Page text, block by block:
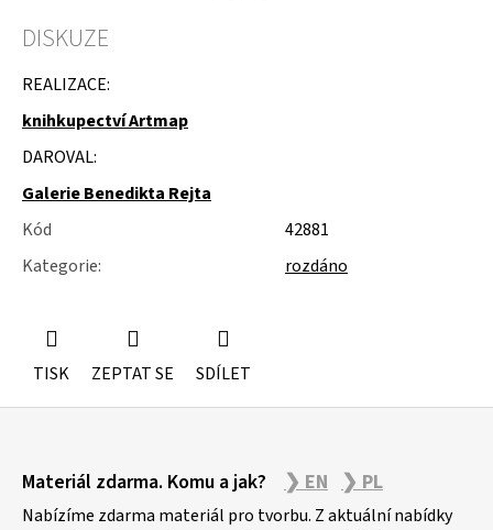
DISKUZE
REALIZACE:
knihkupectví Artmap
DAROVAL:
Galerie Benedikta Rejta
Kód
42881
Kategorie: rozdáno
TISK ZEPTAT SE SDÍLET
j
e
m
e
MOLITAN
Materiál zdarma. Komu a jak? ❯ EN ❯ PL
Nabízíme zdarma materiál pro tvorbu. Z aktuální nabídky